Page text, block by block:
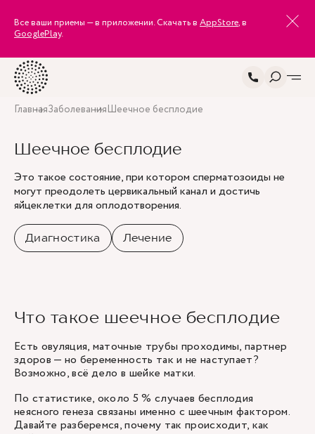
Все ваши приемы — в приложении. Скачать в AppStore, в
GooglePlay.
ГлавнаяЗаболеванияШеечное бесплодие
Шеечное бесплодие
Это такое состояние, при котором сперматозоиды не
могут преодолеть цервикальный канал и достичь
яйцеклетки для оплодотворения.
Диагностика Лечение
Что такое шеечное бесплодие
Есть овуляция, маточные трубы проходимы, партнер
здоров — но беременность так и не наступает?
Возможно, всё дело в шейке матки.
По статистике, около 5 % случаев бесплодия
неясного генеза связаны именно с шеечным фактором.
Давайте разберемся, почему так происходит, как